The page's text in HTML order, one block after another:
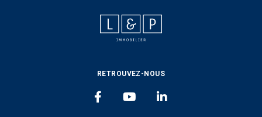
L&P IMMOBILIER
RETROUVEZ-NOUS
FACEBOOK
YOUTUBELINKEDIN